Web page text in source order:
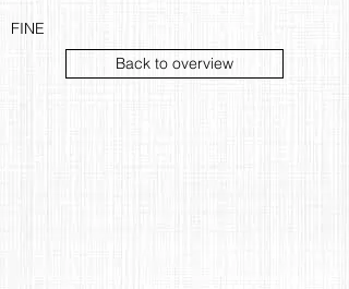
FINE
Back to overview